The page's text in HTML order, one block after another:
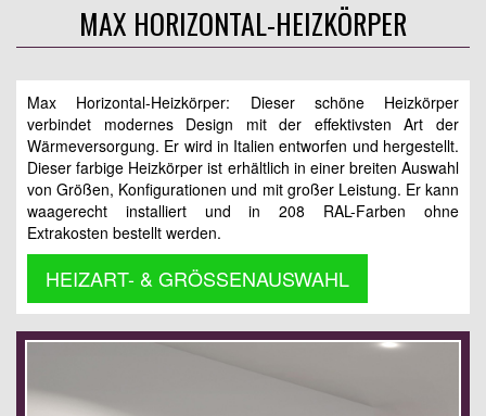
MAX HORIZONTAL-HEIZKÖRPER
Max Horizontal-Heizkörper: Dieser schöne Heizkörper
verbindet modernes Design mit der effektivsten Art der
Wärmeversorgung. Er wird in Italien entworfen und hergestellt.
Dieser farbige Heizkörper ist erhältlich in einer breiten Auswahl
von Größen, Konfigurationen und mit großer Leistung. Er kann
waagerecht installiert und in 208 RAL-Farben ohne
Extrakosten bestellt werden.
HEIZART- & GRÖSSENAUSWAHL